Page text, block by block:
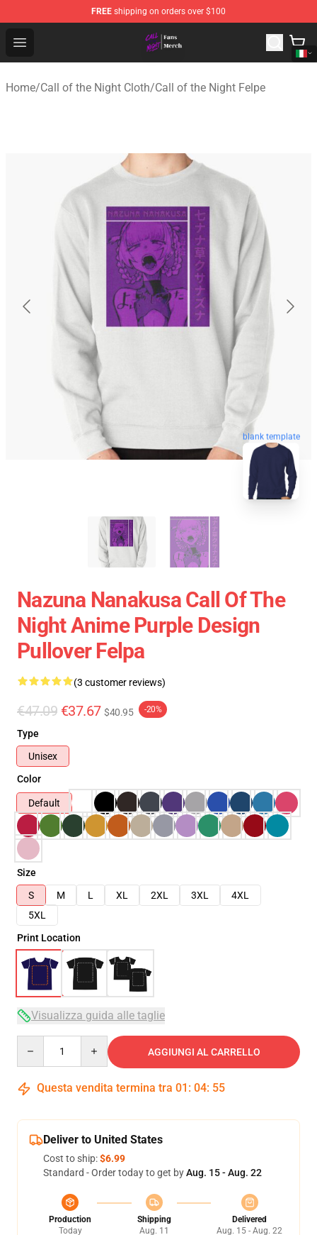
FREE shipping on orders over $100
Open menu
Call of the Night Store - Official Call of the Night
Home/Call of the Night Cloth/Call of the Night Felpe
blank template
Nazuna Nanakusa Call Of The
Night Anime Purple Design
Pullover Felpa
(3 customer reviews)
€47.09 €37.67 $40.95 -20%
Type
Unisex
Color
Default
Size
S
M L XL 2XL 3XL
4XL
5XL
Print Location
Visualizza guida alle taglie
AGGIUNGI AL CARRELLO
Questa vendita termina tra 01 : 04: 54
Deliver to United States
Cost to ship:$6.99
Standard - Order today to get byAug. 15 - Aug. 22
Production
Today
Shipping
Aug. 11
Delivered
Aug. 15 - Aug. 22